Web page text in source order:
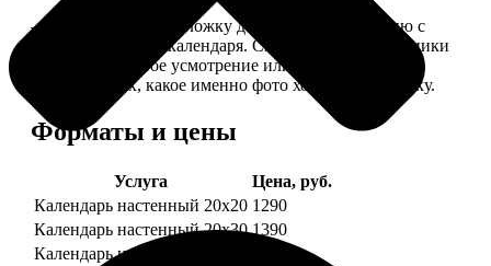
— В кружочек на обложку добавляем фотографию с
одной из страниц календаря. Снимок наши сотрудники
выбирают на свое усмотрение или пишите в
комментариях, какое именно фото хотите на обложку.
Форматы и цены
Услуга
Цена, руб.
Календарь настенный 20х20 1290
Календарь настенный 20х30 1390
Календарь настенный 30х30